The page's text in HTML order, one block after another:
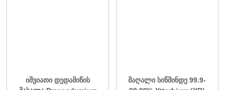
იშვიათი დედამიწის
მაღალი სიწმინდე 99.9-